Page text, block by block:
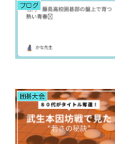
ブログ
囲碁大会